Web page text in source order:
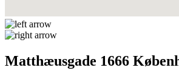
Matthæusgade 1666